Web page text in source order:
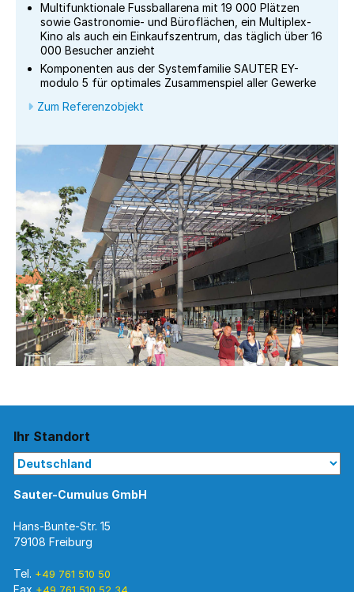
Multifunktionale Fussballarena mit 19 000 Plätzen
sowie Gastronomie- und Büroflächen, ein Multiplex-
Kino als auch ein Einkaufszentrum, das täglich über 16
000 Besucher anzieht
Komponenten aus der Systemfamilie SAUTER EY-
modulo 5 für optimales Zusammenspiel aller Gewerke
Zum Referenzobjekt
Ihr Standort
Sauter-Cumulus GmbH
Hans-Bunte-Str. 15
79108 Freiburg
Tel. +49 761 510 50
Fax